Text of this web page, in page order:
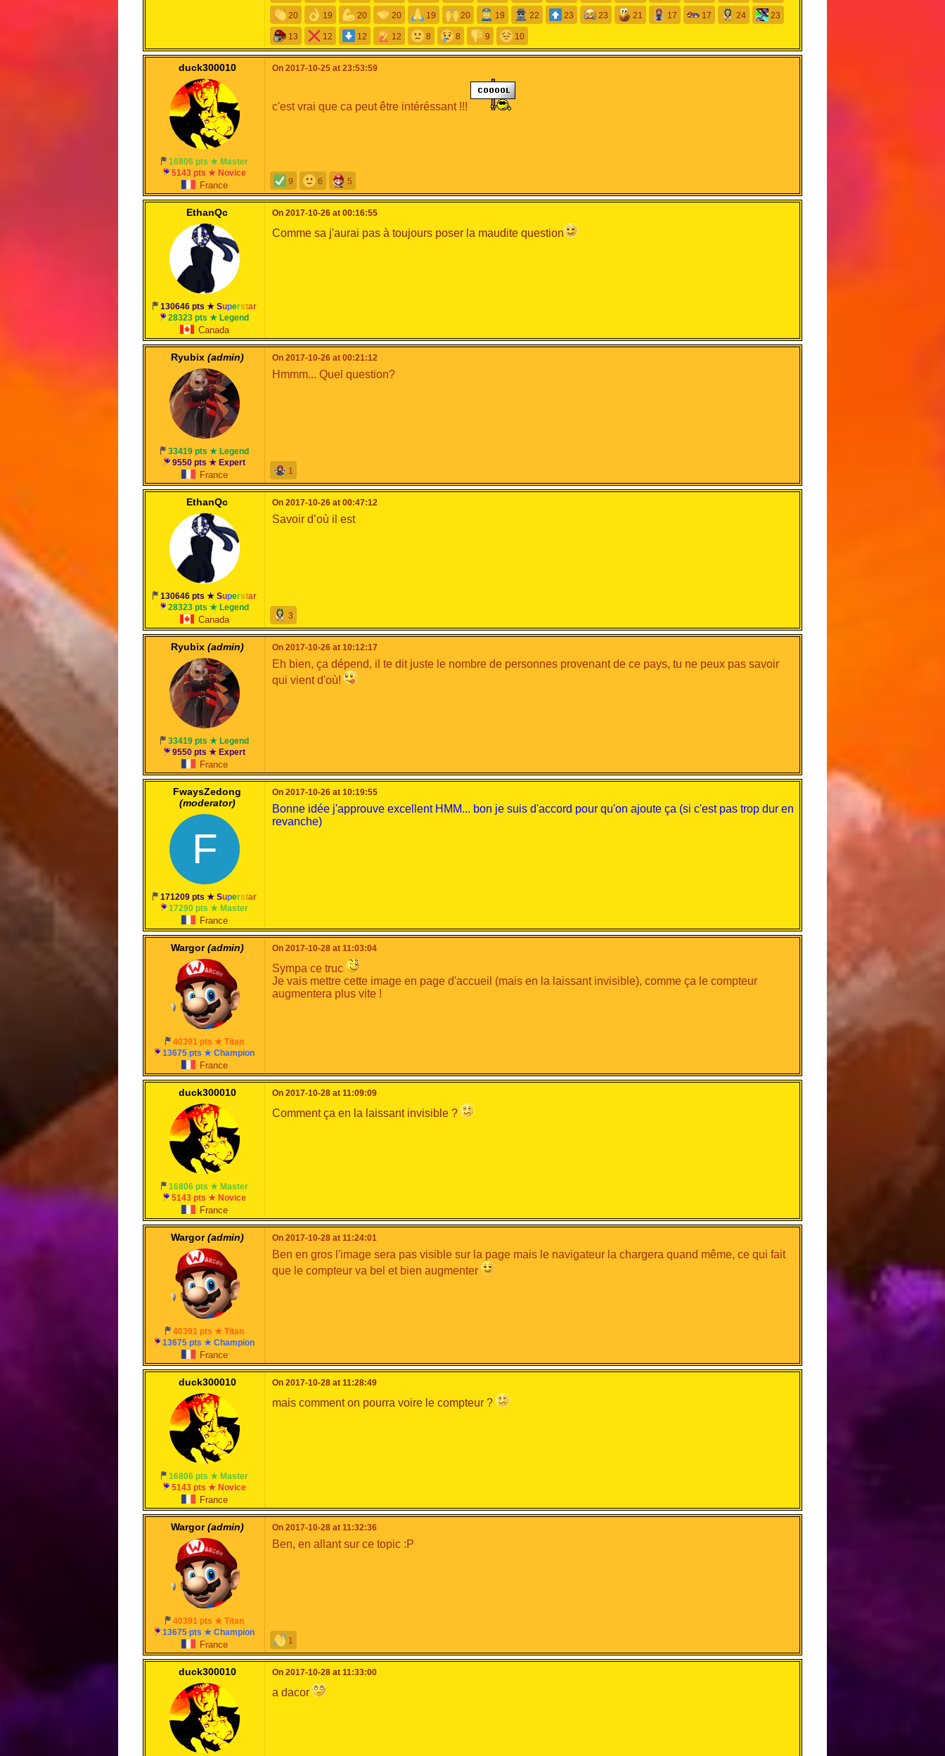
20 19 20 20 19 20 19 22 23 23 21 17 17 24 23
13 12 12 12 8 8 9 10
duck300010
16806 pts ★ Master
5143 pts ★ Novice
France
On 2017-10-25 at 23:53:59
c'est vrai que ca peut être intéréssant !!!
9 6 5
EthanQc
130646 pts ★Superstar
28323 pts ★ Legend
Canada
On 2017-10-26 at 00:16:55
Comme sa j'aurai pas à toujours poser la maudite question
Ryubix (admin)
33419 pts ★ Legend
9550 pts ★ Expert
France
On 2017-10-26 at 00:21:12
Hmmm... Quel question?
1
EthanQc
130646 pts ★Superstar
28323 pts ★ Legend
Canada
On 2017-10-26 at 00:47:12
Savoir d’où il est
3
Ryubix (admin)
33419 pts ★ Legend
9550 pts ★ Expert
France
On 2017-10-26 at 10:12:17
Eh bien, ça dépend, il te dit juste le nombre de personnes provenant de ce pays, tu ne peux pas savoir
qui vient d'où!
FwaysZedong
(moderator)
F
171209 pts ★Superstar
17290 pts ★ Master
France
On 2017-10-26 at 10:19:55
Bonne idée j'approuve excellent HMM... bon je suis d'accord pour qu'on ajoute ça (si c'est pas trop dur en
revanche)
Wargor (admin)
40391 pts ★ Titan
13675 pts ★ Champion
France
On 2017-10-28 at 11:03:04
Sympa ce truc
Je vais mettre cette image en page d'accueil (mais en la laissant invisible), comme ça le compteur
augmentera plus vite !
duck300010
16806 pts ★ Master
5143 pts ★ Novice
France
On 2017-10-28 at 11:09:09
Comment ça en la laissant invisible ?
Wargor (admin)
40391 pts ★ Titan
13675 pts ★ Champion
France
On 2017-10-28 at 11:24:01
Ben en gros l'image sera pas visible sur la page mais le navigateur la chargera quand même, ce qui fait
que le compteur va bel et bien augmenter
duck300010
16806 pts ★ Master
5143 pts ★ Novice
France
On 2017-10-28 at 11:28:49
mais comment on pourra voire le compteur ?
Wargor (admin)
40391 pts ★ Titan
13675 pts ★ Champion
France
On 2017-10-28 at 11:32:36
Ben, en allant sur ce topic :P
1
duck300010 On 2017-10-28 at 11:33:00
a dacor